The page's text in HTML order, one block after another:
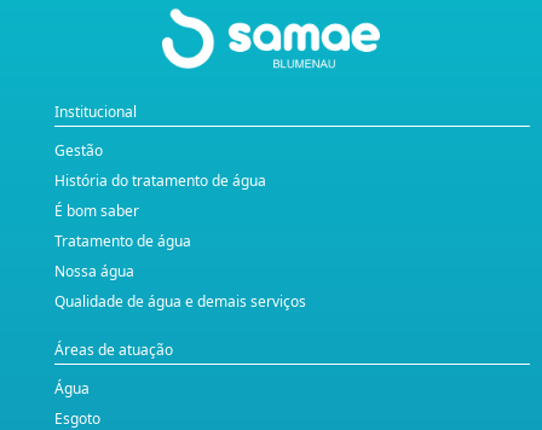
Institucional
Gestão
História do tratamento de água
É bom saber
Tratamento de água
Nossa água
Qualidade de água e demais serviços
Áreas de atuação
Água
Esgoto